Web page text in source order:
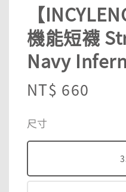
【
機能短襪
Navy
Regular
NT$ 660
尺寸